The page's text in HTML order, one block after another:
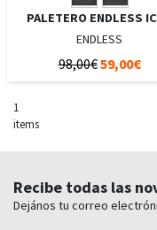
PALETERO ENDLESS
ENDLESS
98,00€59,00€
1
items
Recibe todas las
Dejános tu correo